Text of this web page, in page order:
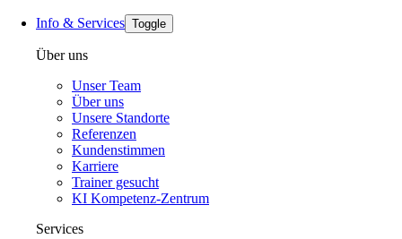
Info & Services Toggle
Über uns
Unser Team
Über uns
Unsere Standorte
Referenzen
Kundenstimmen
Karriere
Trainer gesucht
KI Kompetenz-Zentrum
Services